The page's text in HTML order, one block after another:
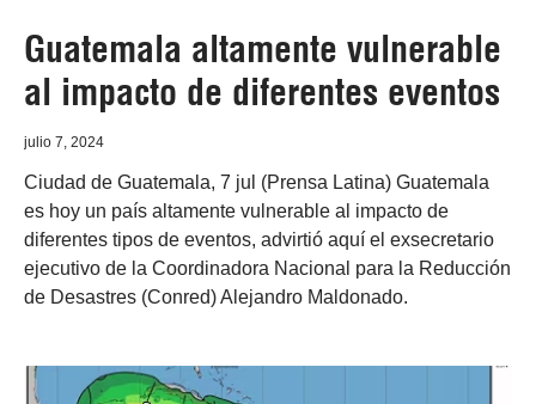
Guatemala altamente vulnerable
al impacto de diferentes eventos
julio 7, 2024
Ciudad de Guatemala, 7 jul (Prensa Latina) Guatemala
es hoy un país altamente vulnerable al impacto de
diferentes tipos de eventos, advirtió aquí el exsecretario
ejecutivo de la Coordinadora Nacional para la Reducción
de Desastres (Conred) Alejandro Maldonado.